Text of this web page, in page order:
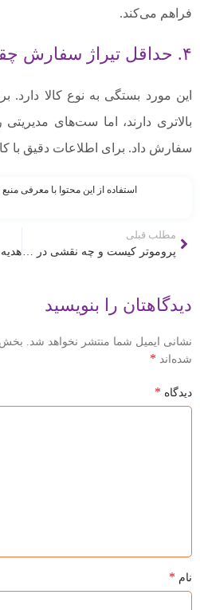
فراهم می‌کند.
۴. حداقل تیراژ سفارش چقدر است؟
این مورد بستگی به نوع کالا دارد.
بالاتری دارند، اما ست‌های مدیریتی
سفارش داد. برای اطلاعات دقیق با
استفاده از این محتوا با معرفی
مطلب قبلی
دیدگاهتان را بنویسید
نشانی ایمیل شما منتشر نخواهد شد.
شده‌اند *
دیدگاه *
نام *